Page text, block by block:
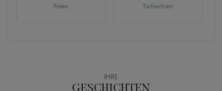
Polen
Tschechien
IHRE